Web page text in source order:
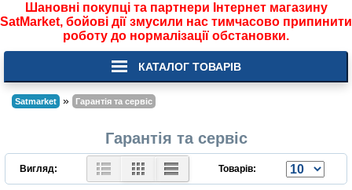
Шановні покупці та партнери Інтернет магазину
SatMarket, бойові дії змусили нас тимчасово припинити
роботу до нормалізації обстановки.
КАТАЛОГ ТОВАРІВ
Satmarket » Гарантія та сервіс
Гарантія та сервіс
Вигляд: Товарів: